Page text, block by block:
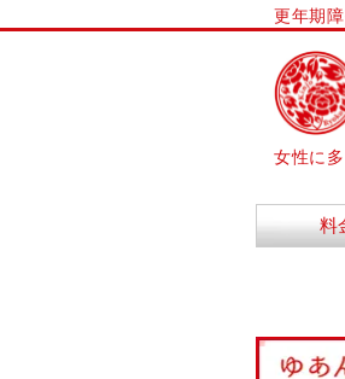
更年期
女性に
料